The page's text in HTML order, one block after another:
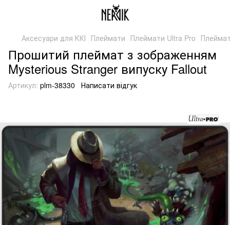
Аксесуари для ККІ Плеймати Плеймати Ultra Pro
Прошитий плеймат з зображенням
Mysterious Stranger випуску Fallout
Артикул: plm-38330 Написати відгук